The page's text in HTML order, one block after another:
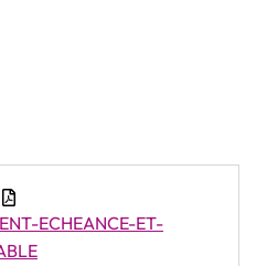
ECHEANCE-ET-